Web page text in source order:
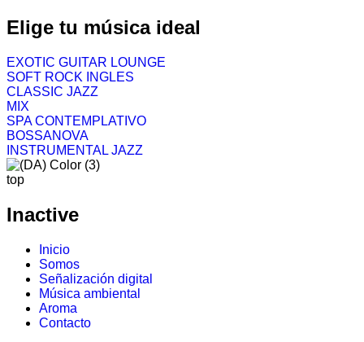
Elige tu música ideal
EXOTIC GUITAR LOUNGE
SOFT ROCK INGLES
CLASSIC JAZZ
MIX
SPA CONTEMPLATIVO
BOSSANOVA
INSTRUMENTAL JAZZ
top
Inactive
Inicio
Somos
Señalización digital
Música ambiental
Aroma
Contacto